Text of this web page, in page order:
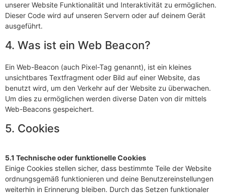
unserer Website Funktionalität und Interaktivität zu ermöglichen.
Dieser Code wird auf unseren Servern oder auf deinem Gerät
ausgeführt.
4. Was ist ein Web Beacon?
Ein Web-Beacon (auch Pixel-Tag genannt), ist ein kleines
unsichtbares Textfragment oder Bild auf einer Website, das
benutzt wird, um den Verkehr auf der Website zu überwachen.
Um dies zu ermöglichen werden diverse Daten von dir mittels
Web-Beacons gespeichert.
5. Cookies
5.1 Technische oder funktionelle Cookies
Einige Cookies stellen sicher, dass bestimmte Teile der Website
ordnungsgemäß funktionieren und deine Benutzereinstellungen
weiterhin in Erinnerung bleiben. Durch das Setzen funktionaler